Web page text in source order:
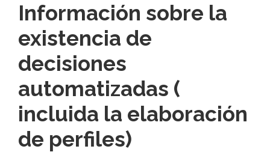
Información sobre la
existencia de
decisiones
automatizadas (
incluida la elaboración
de perfiles)